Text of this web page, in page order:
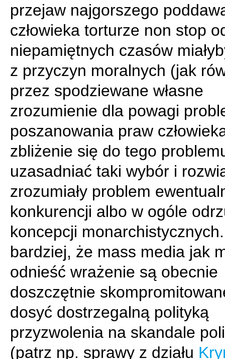
przejaw najgorszego
człowieka torturze non stop
niepamiętnych czasów
z przyczyn moralnych (jak
przez spodziewane własne
zrozumienie dla powagi
poszanowania praw
zbliżenie się do tego
uzasadniać taki wybór i
zrozumiały problem
konkurencji albo w ogóle
koncepcji
bardziej, że mass media jak
odnieść wrażenie są obecnie
doszczętnie
dosyć dostrzegalną polityką
przyzwolenia na skandale
(patrz np. sprawy z działu